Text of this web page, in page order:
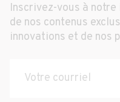
Inscrivez-vous à
de nos contenus
innovations et de nos